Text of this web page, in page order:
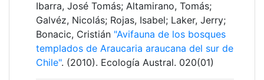
Ibarra, José Tomás; Altamirano, Tomás;
Galvéz, Nicolás; Rojas, Isabel; Laker, Jerry;
Bonacic, Cristián "Avifauna de los bosques
templados de Araucaria araucana del sur de
Chile". (2010). Ecología Austral. 020(01)